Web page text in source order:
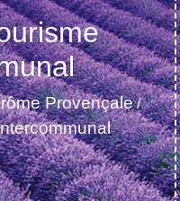
Provençale/